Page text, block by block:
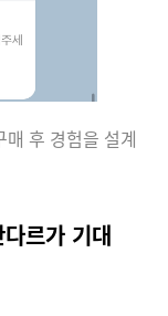
후 경험을 설계
르가 기대